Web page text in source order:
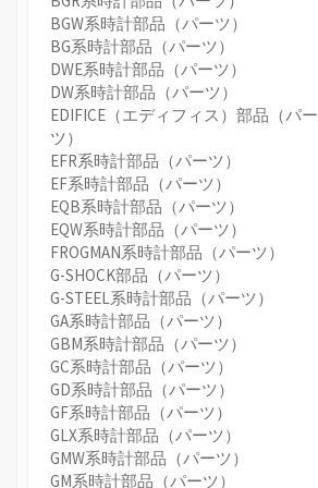
BGW系時計部品（パーツ）
BG系時計部品（パーツ）
DWE系時計部品（パーツ）
DW系時計部品（パーツ）
EDIFICE（エディフィス）部品（パー
ツ）
EFR系時計部品（パーツ）
EF系時計部品（パーツ）
EQB系時計部品（パーツ）
EQW系時計部品（パーツ）
FROGMAN系時計部品（パーツ）
G-SHOCK部品（パーツ）
G-STEEL系時計部品（パーツ）
GA系時計部品（パーツ）
GBM系時計部品（パーツ）
GC系時計部品（パーツ）
GD系時計部品（パーツ）
GF系時計部品（パーツ）
GLX系時計部品（パーツ）
GMW系時計部品（パーツ）
GM系時計部品（パーツ）